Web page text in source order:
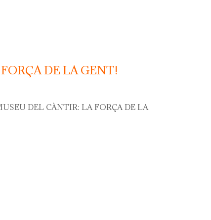
DE LA GENT!
DEL CÀNTIR: LA FORÇA DE LA
de la gent!